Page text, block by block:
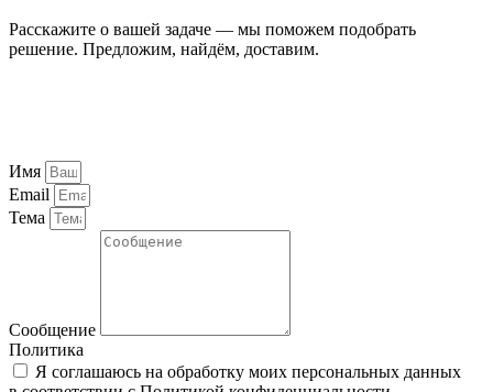
Расскажите о вашей задаче — мы поможем подобрать
решение. Предложим, найдём, доставим.
Имя
Email
Тема
Сообщение
Политика
Я соглашаюсь на обработку моих персональных данных